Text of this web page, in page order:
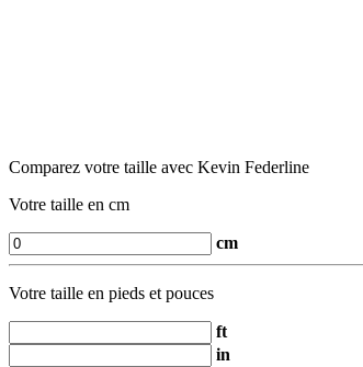
Comparez votre taille avec Kevin Federline
Votre taille en cm
cm
Votre taille en pieds et pouces
ft
in